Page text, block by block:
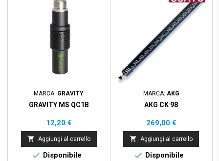
MARCA: GRAVITY
GRAVITY MS QC1B
Prezzo
12,20 €
 Aggiungi al carrello
 Disponibile
MARCA: AKG
AKG CK 98
Prezzo
269,00 €
 Aggiungi al carrello
 Disponibile